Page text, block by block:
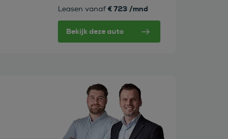
Leasen vanaf € 723 /mnd
Bekijk deze auto